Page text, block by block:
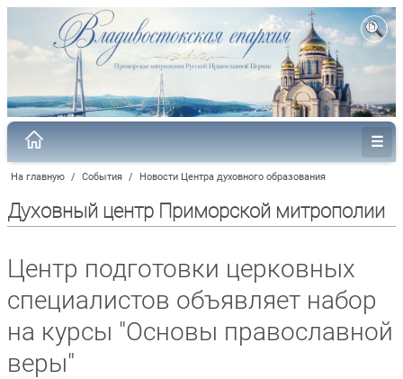
На главную / События / Новости Центра духовного образования
Духовный центр Приморской митрополии
Центр подготовки церковных
специалистов объявляет набор
на курсы "Основы православной
веры"